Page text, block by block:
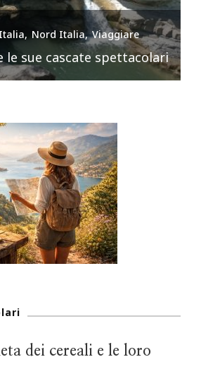
Italia Nord Italia Viaggiare
le sue cascate spettacolari
dei cereali e le loro